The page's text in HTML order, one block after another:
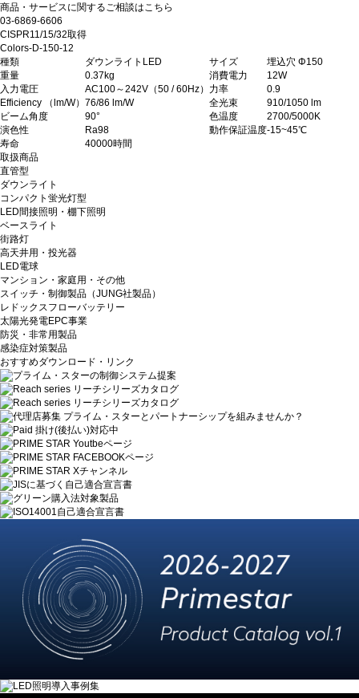
商品・サービスに関するご相談はこちら
03-6869-6606
CISPR11/15/32取得
Colors-D-150-12
種類
ダウンライトLED サイズ
埋込穴 Φ150
重量
0.37kg 消費電力
12W
入力電圧
AC100～242V（50 / 60Hz） 力率
0.9
Efficiency （lm/W） 76/86 lm/W 全光束
910/1050 lm
ビーム角度
90° 色温度
2700/5000K
演色性
Ra98 動作保証温度-15~45℃
寿命
40000時間
取扱商品
直管型
ダウンライト
コンパクト蛍光灯型
LED間接照明・棚下照明
ベースライト
街路灯
高天井用・投光器
LED電球
マンション・家庭用・その他
スイッチ・制御製品（JUNG社製品）
レドックスフローバッテリー
太陽光発電EPC事業
防災・非常用製品
感染症対策製品
おすすめダウンロード・リンク